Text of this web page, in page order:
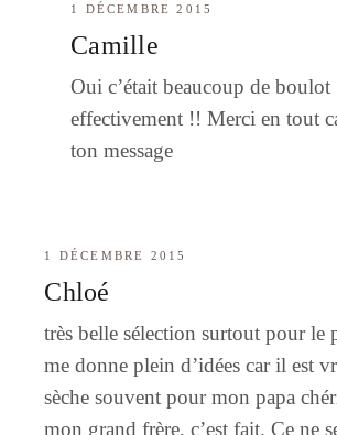
1 DÉCEMBRE 2015
Camille
Oui c’était beaucoup de boulot
effectivement !! Merci en tout
ton message
1 DÉCEMBRE 2015
Chloé
très belle sélection surtout pour le
me donne plein d’idées car il est
sèche souvent pour mon papa
mon grand frère, c’est fait. Ce ne